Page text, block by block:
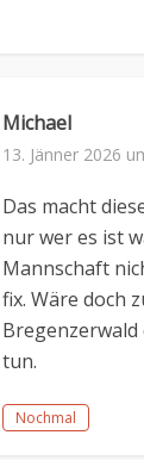
Michael
13. Jänner 2026
Das macht
nur wer es ist
Mannschaft
fix. Wäre doch
Bregenzerwald
tun.
Nochmal